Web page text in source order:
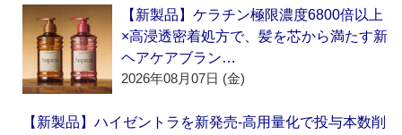
【新製品】ケラチン極限濃度6800倍以上
×高浸透密着処方で、髪を芯から満たす新
ヘアケアブラン…
2026年08月07日 (金)
【新製品】ハイゼントラを新発売‐高用量化で投与本数削